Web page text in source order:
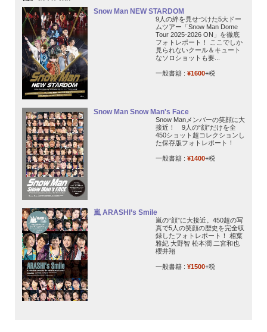
Snow Man NEW STARDOM
9人の絆を見せつけた5大ドー
ムツアー「Snow Man Dome
Tour 2025-2026 ON」を徹底
フォトレポート！ ここでしか
見られないクール＆キュート
なソロショットも要...
一般書籍 : ¥1600+税
Snow Man Snow Man's Face
Snow Manメンバーの笑顔に大
接近！ 9人の“顔”だけを全
450ショット超コレクションし
た保存版フォトレポート！
一般書籍 : ¥1400+税
嵐 ARASHI’s Smile
嵐の“顔”に大接近。450超の写
真で5人の笑顔の歴史を完全収
録したフォトレポート！ 相葉
雅紀 大野智 松本潤 二宮和也
櫻井翔
一般書籍 : ¥1500+税